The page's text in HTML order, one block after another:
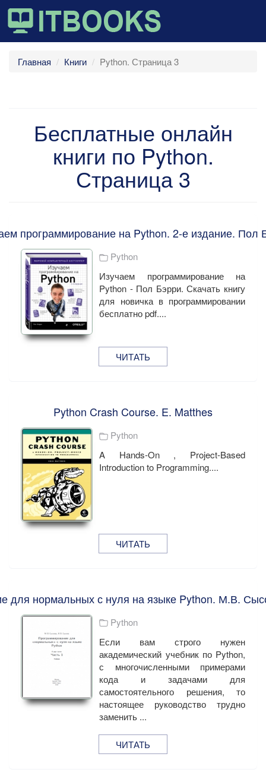
Главная Книги Python. Страница 3
Бесплатные онлайн
книги по Python.
Страница 3
программирование на Python. 2-е издание. Пол
Python
Изучаем программирование на
Python - Пол Бэрри. Скачать книгу
для новичка в программировании
бесплатно pdf....
ЧИТАТЬ
Python Crash Course. E. Matthes
Python
A Hands-On , Project-Based
Introduction to Programming....
ЧИТАТЬ
для нормальных с нуля на языке Python. М.В.
Python
Если вам строго нужен
академический учебник по Python,
с многочисленными примерами
кода и задачами для
самостоятельного решения, то
настоящее руководство трудно
заменить ...
ЧИТАТЬ